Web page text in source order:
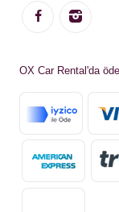
OX Car Rental'da